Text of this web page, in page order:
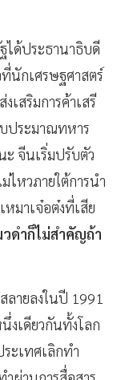
ได้ประธานาธิบดี
นักเศรษฐศาสตร์
เสริมการค้าเสรี
ประมาณทหาร
จีนเริ่มปรับตัว
ไหวภายใต้การนำ
หมาเจ๋อต๋งที่เสีย
ดำก็ไม่สำคัญถ้า
ายลงในปี 1991
งเดียวกันทั้งโลก
ะเทศเลิกทำ